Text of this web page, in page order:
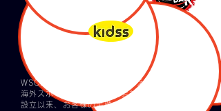
WSCは今年で創業16年目を迎えた日本で唯一の
海外スポーツサービス専門会社です。
設立以来、お客様の笑顔・満足を第一に考え、